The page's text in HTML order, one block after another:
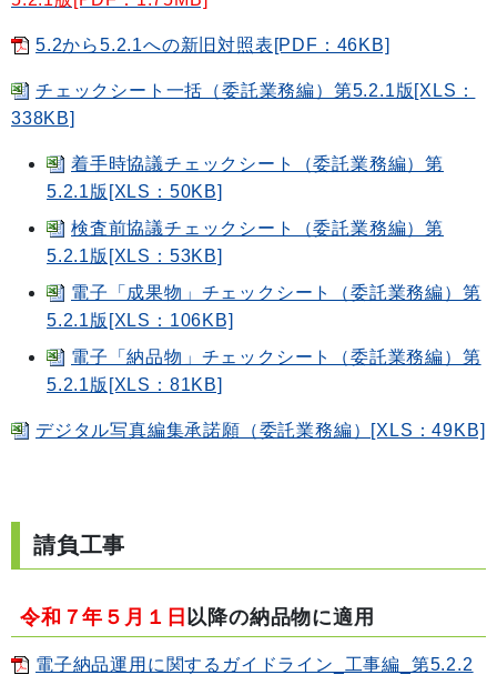
5.2から5.2.1への新旧対照表[PDF：46KB]
チェックシート一括（委託業務編）第5.2.1版[XLS：
338KB]
着手時協議チェックシート（委託業務編）第
5.2.1版[XLS：50KB]
検査前協議チェックシート（委託業務編）第
5.2.1版[XLS：53KB]
電子「成果物」チェックシート（委託業務編）第
5.2.1版[XLS：106KB]
電子「納品物」チェックシート（委託業務編）第
5.2.1版[XLS：81KB]
デジタル写真編集承諾願（委託業務編）[XLS：49KB]
請負工事
令和７年５月１日 以降の納品物に適用
電子納品運用に関するガイドライン_工事編_第5.2.2